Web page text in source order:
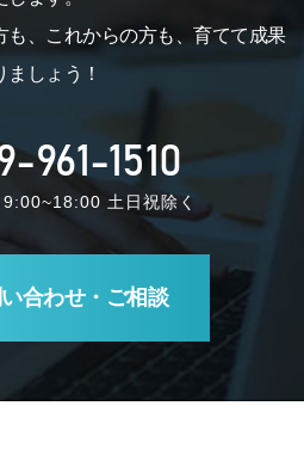
も、これからの方も、育てて成果
しょう！
961-1510
土日祝除く
合わせ・ご相談